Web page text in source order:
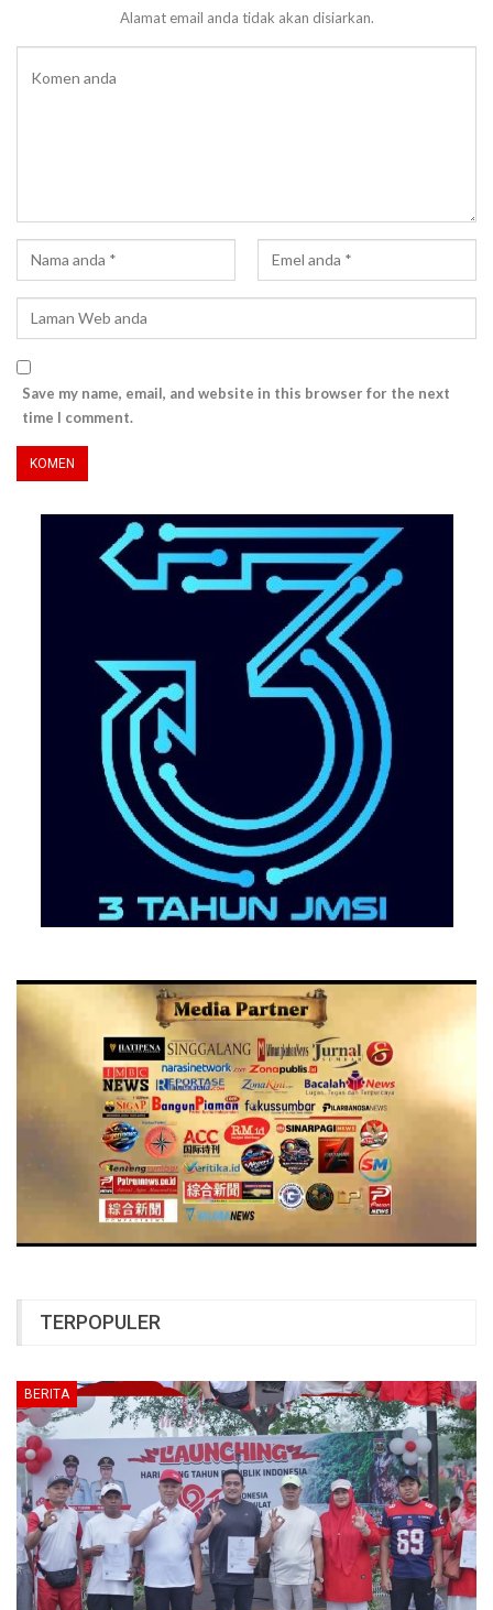
Alamat email anda tidak akan disiarkan.
Save my name, email, and website in this browser for the next
time I comment.
TERPOPULER
BERITA